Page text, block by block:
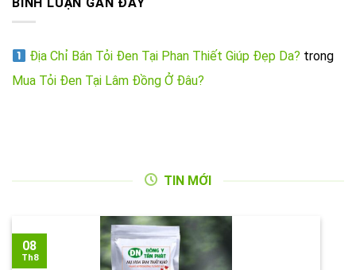
Địa Chỉ Bán Tỏi Đen Tại Phan Thiết Giúp Đẹp Da? trong
Mua Tỏi Đen Tại Lâm Đồng Ở Đâu?
TIN MỚI
08
Th8